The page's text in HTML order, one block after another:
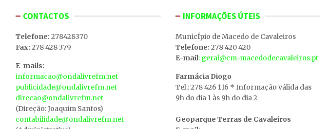
CONTACTOS
Telefone: 278428370
Fax: 278 428 379
E-mails:
informacao@ondalivrefm.net
publicidade@ondalivrefm.net
direcao@ondalivrefm.net
(Direção: Joaquim Santos)
contabilidade@ondalivrefm.net
INFORMAÇÕES ÚTEIS
MunicÍpio de Macedo de Cavaleiros
Telefone: 278 420 420
E-mail: geral@cm-macedodecavaleiros.pt
Farmácia Diogo
Tel.: 278 426 116 * Informação válida das
9h do dia 1 às 9h do dia 2
Geoparque Terras de Cavaleiros